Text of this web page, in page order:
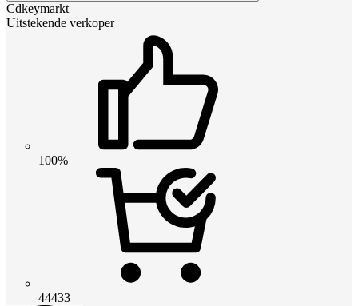
Cdkeymarkt
Uitstekende verkoper
100%
44433